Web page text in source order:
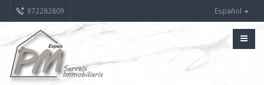
972282809 Español